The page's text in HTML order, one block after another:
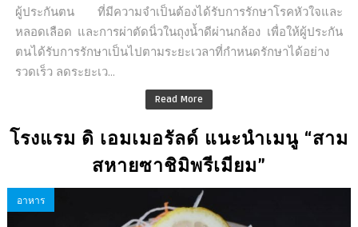
ผู้ประกันตน ที่มีความจำเป็นต้องได้รับการรักษาโรคหัวใจและ
หลอดเลือด และการผ่าตัดนิ่วในถุงน้ำดีผ่านกล้อง เพื่อให้ผู้ประกัน
ตนได้รับการรักษาเป็นไปตามระยะเวลาที่กำหนดรักษาได้อย่าง
รวดเร็ว ลดระยะเว...
Read More
โรงแรม ดิ เอมเมอรัลด์ แนะนำเมนู “สาม
สหายซาชิมิพรีเมียม”
อาหาร